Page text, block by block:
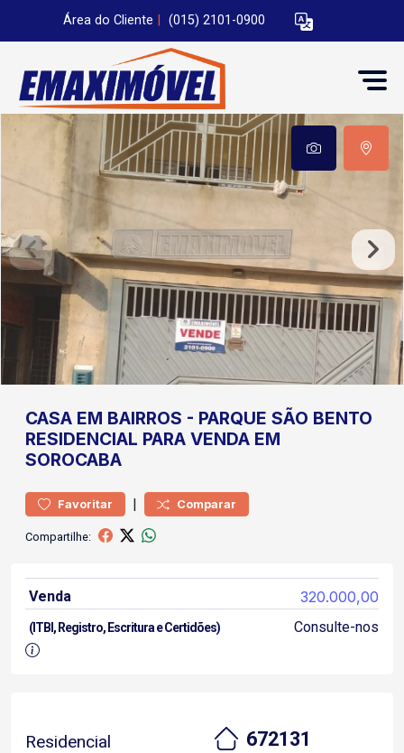
Área do Cliente (015) 2101-0900
CASA EM BAIRROS - PARQUE SÃO BENTO
RESIDENCIAL PARA VENDA EM
SOROCABA
Favoritar | Comparar
Compartilhe:
Venda 320.000,00
(ITBI, Registro, Escritura e Certidões) Consulte-nos
Residencial 672131